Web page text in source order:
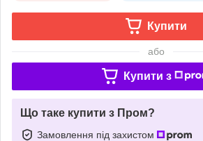
Купити
або
Купити з
Що таке купити з Пром?
Замовлення під захистом